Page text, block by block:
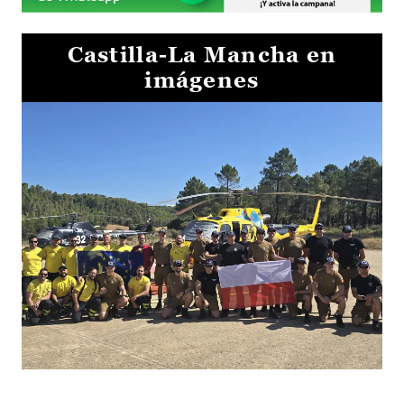
Castilla-La Mancha en
imágenes